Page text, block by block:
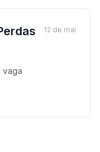
vaga
12 de mai